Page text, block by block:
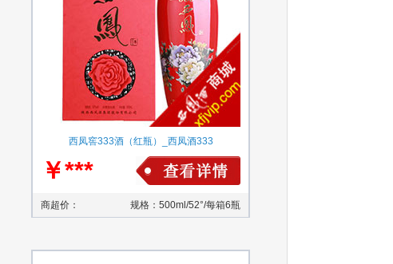
西凤窖333酒（红瓶）_西凤酒333
￥***
商超价： 规格：500ml/52°/每箱6瓶